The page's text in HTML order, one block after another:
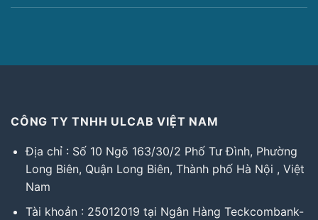
CÔNG TY TNHH ULCAB VIỆT NAM
Địa chỉ : Số 10 Ngõ 163/30/2 Phố Tư Đình, Phường
Long Biên, Quận Long Biên, Thành phố Hà Nội , Việt
Nam
Tài khoản : 25012019 tại Ngân Hàng Teckcombank-